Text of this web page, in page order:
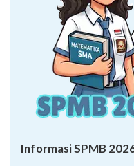
Informasi SPMB